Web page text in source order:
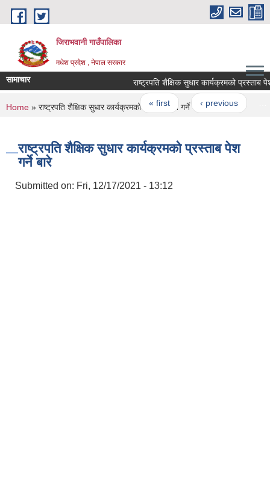
Skip to main content
जिराभवानी गाउँपालिका
मधेश प्रदेश , नेपाल सरकार
सामाचार राष्ट्रपति शैक्षिक सुधार कार्यक्रमको प्रस्ताब पेश
Pages
« first ‹ previous
You are here
Home » राष्ट्रपति शैक्षिक सुधार कार्यक्रमको प्रस्ताब पेश गर्ने बारे
राष्ट्रपति शैक्षिक सुधार कार्यक्रमको प्रस्ताब पेश
गर्ने बारे
Submitted on: Fri, 12/17/2021 - 13:12